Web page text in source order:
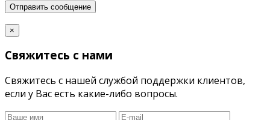
Отправить сообщение
×
Свяжитесь с нами
Свяжитесь с нашей службой поддержки клиентов,
если у Вас есть какие-либо вопросы.